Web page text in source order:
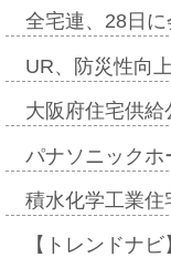
全宅連、28日
UR、防災性向
大阪府住宅供
パナソニック
積水化学工業
【トレンドナ